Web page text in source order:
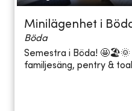
Minilägenhet i
Böda
Semestra i Böda! 🤩🏖🌞
familjesäng, pentry &